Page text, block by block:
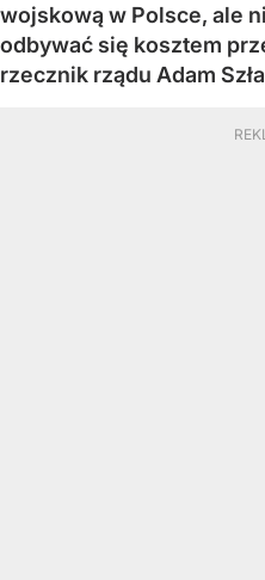
wojskową w Polsce, ale
odbywać się kosztem
rzecznik rządu Adam